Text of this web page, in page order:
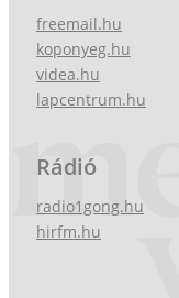
freemail.hu
koponyeg.hu
videa.hu
lapcentrum.hu
Rádió
radio1gong.hu
hirfm.hu